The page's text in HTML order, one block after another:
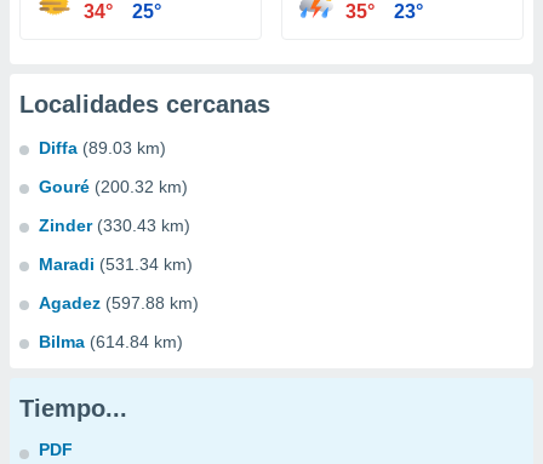
34° 25° 35° 23°
Localidades cercanas
Diffa (89.03 km)
Gouré (200.32 km)
Zinder (330.43 km)
Maradi (531.34 km)
Agadez (597.88 km)
Bilma (614.84 km)
Tiempo...
PDF